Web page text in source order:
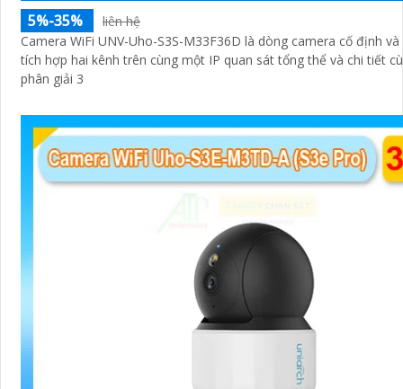
5%-35%
liên hệ
Camera WiFi UNV-Uho-S3S-M33F36D là dòng camera cố định
tích hợp hai kênh trên cùng một IP quan sát tổng thể và chi tiết
phân giải 3